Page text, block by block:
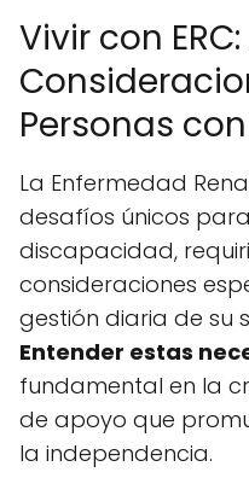
Vivir con
Personas
La Enfermedad
desafíos únicos
discapacidad,
consideraciones
gestión diaria de su
Entender estas
fundamental en la
de apoyo que
la independencia.